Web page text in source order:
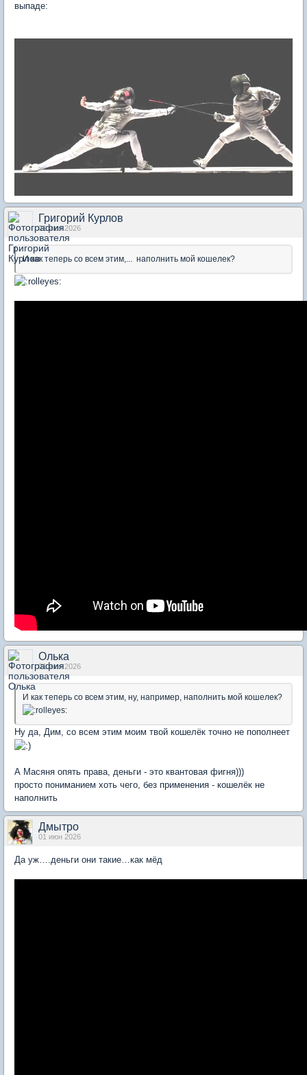
выпаде:
Григорий Курлов
01 июн 2026
И как теперь со всем этим,... наполнить мой кошелек?
Олька
01 июн 2026
И как теперь со всем этим, ну, например, наполнить мой кошелек?
Ну да, Дим, со всем этим моим твой кошелёк точно не пополнеет
А Масяня опять права, деньги - это квантовая фигня)))
просто пониманием хоть чего, без применения - кошелёк не
наполнить
Дмытро
01 июн 2026
Да уж….деньги они такие…как мёд